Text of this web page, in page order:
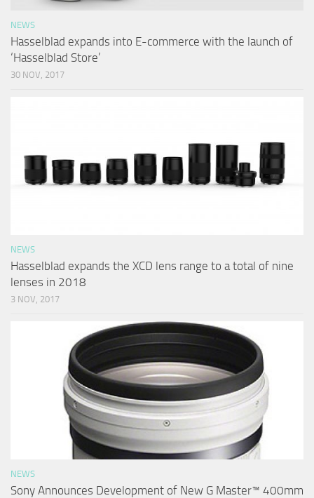
NEWS
Hasselblad expands into E-commerce with the launch of
‘Hasselblad Store’
30 NOV, 2017
NEWS
Hasselblad expands the XCD lens range to a total of nine
lenses in 2018
3 NOV, 2017
NEWS
Sony Announces Development of New G Master™ 400mm